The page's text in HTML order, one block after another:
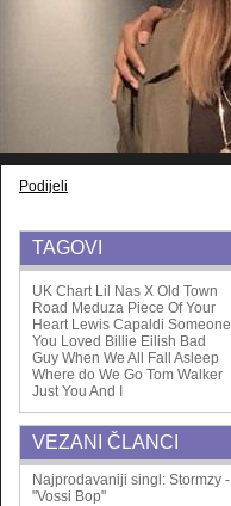
Podijeli
TAGOVI
UK Chart Lil Nas X Old Town
Road Meduza Piece Of Your
Heart Lewis Capaldi Someone
You Loved Billie Eilish Bad
Guy When We All Fall Asleep
Where do We Go Tom Walker
Just You And I
VEZANI ČLANCI
Najprodavaniji singl: Stormzy -
"Vossi Bop"